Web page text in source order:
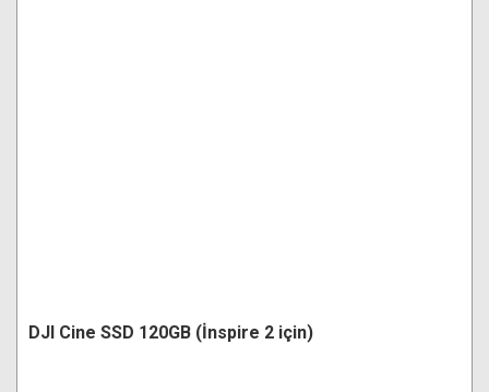
DJI Cine SSD 120GB (İnspire 2 için)